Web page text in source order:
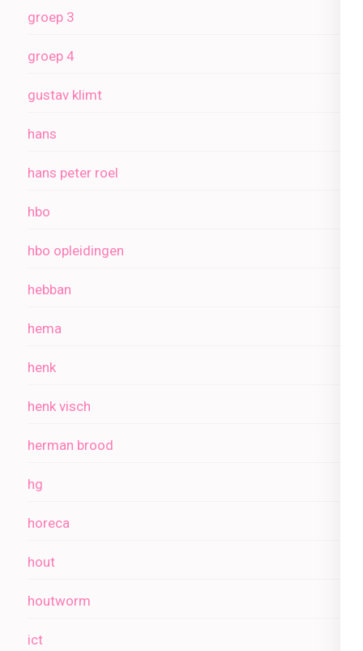
groep 3
groep 4
gustav klimt
hans
hans peter roel
hbo
hbo opleidingen
hebban
hema
henk
henk visch
herman brood
hg
horeca
hout
houtworm
ict